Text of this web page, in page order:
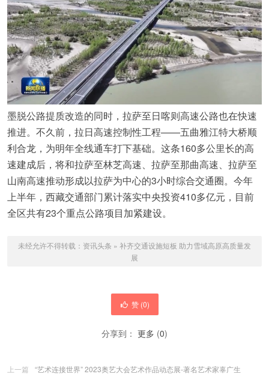
墨脱公路提质改造的同时，拉萨至日喀则高速公路也在快速
推进。不久前，拉日高速控制性工程——五曲雅江特大桥顺
利合龙，为明年全线通车打下基础。这条160多公里长的高
速建成后，将和拉萨至林芝高速、拉萨至那曲高速、拉萨至
山南高速推动形成以拉萨为中心的3小时综合交通圈。今年
上半年，西藏交通部门累计落实中央投资410多亿元，目前
全区共有23个重点公路项目加紧建设。
未经允许不得转载： 资讯头条 » 补齐交通设施短板 助力雪域高原高质量发
展
赞 (0)
分享到： 更多 (0)
上一篇
“艺术连接世界” 2023奥艺大会艺术作品动态展-著名艺术家辜广生